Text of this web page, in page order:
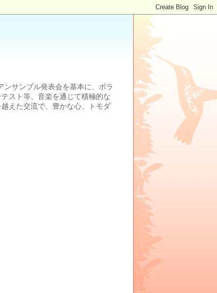
サンブル発表会を基本に、ボラ
スト等、音楽を通じて積極的な
えた交流で、豊かな心、トモダ